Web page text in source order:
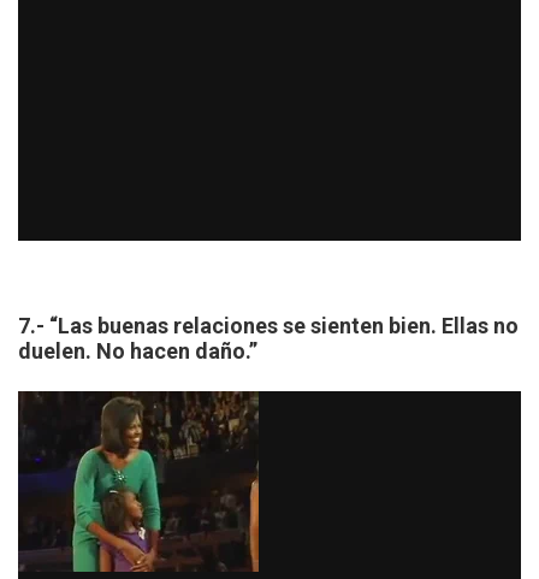
7.- “Las buenas relaciones se sienten bien. Ellas no
duelen. No hacen daño.”